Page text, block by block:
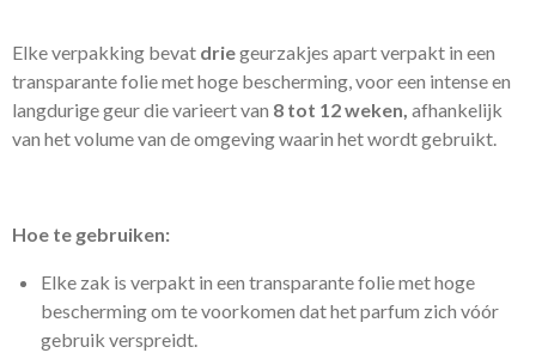
Elke verpakking bevat driegeurzakjes apart verpakt in een
transparante folie met hoge bescherming, voor een intense en
langdurige geur die varieert van 8 tot 12 weken, afhankelijk
van het volume van de omgeving waarin het wordt gebruikt.
Hoe te gebruiken:
Elke zak is verpakt in een transparante folie met hoge
bescherming om te voorkomen dat het parfum zich vóór
gebruik verspreidt.